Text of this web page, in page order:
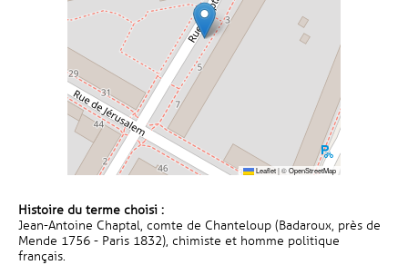
Leaflet|©OpenStreetMap
Histoire du terme choisi :
Jean-Antoine Chaptal, comte de Chanteloup (Badaroux, près de
Mende 1756 - Paris 1832), chimiste et homme politique
français.